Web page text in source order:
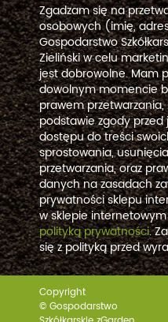
Zgadzam się na
osobowych (imię,
Gospodarstwo
Zieliński w celu
jest dobrowolne. Mam
dowolnym momencie
prawem
podstawie zgody
dostępu do treści
sprostowania,
przetwarzania, oraz
danych na zasadach
prywatności sklepu
w sklepie
polityką prywatności.
się z polityką przed
Copyright
© Gospodarstwo